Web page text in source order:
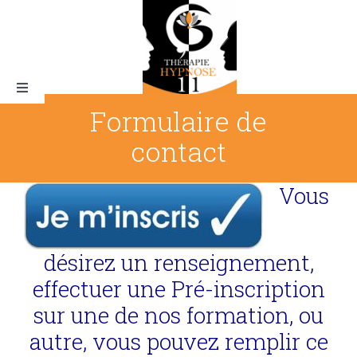
Toggle
Qui suis-je ?
Les formations
Formulaire de
contact
Vous
désirez un renseignement,
effectuer une Pré-inscription
sur une de nos formation, ou
autre, vous pouvez remplir ce